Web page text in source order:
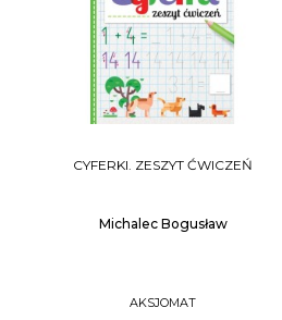
CYFERKI. ZESZYT ĆWICZEŃ
Michalec Bogusław
AKSJOMAT